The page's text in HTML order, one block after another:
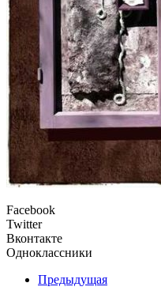
Facebook
Twitter
Вконтакте
Одноклассники
Предыдущая